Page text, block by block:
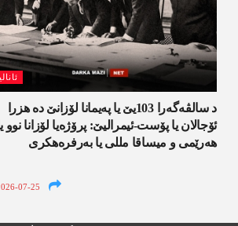
د سالڤەگەرا 103یێ یا پەیمانا لۆزانێ دە هزرا
ئۆجالان یا پۆست-ئیمرالیێ: پرۆژەیا لۆزانا نوو
ھەرێمی و میساقا مللی یا بەرفرەھکری
07-25